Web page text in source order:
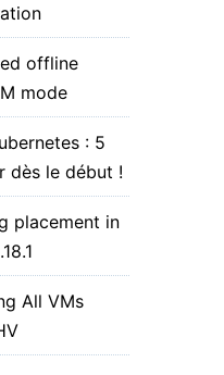
offline
mode
: 5
dès le début !
placement in
All VMs